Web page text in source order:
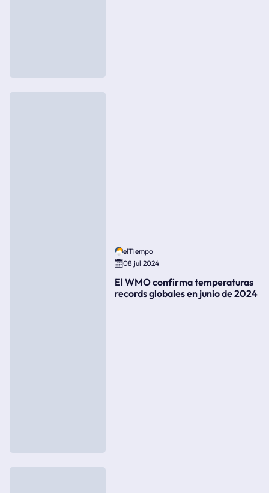
elTiempo
08 jul 2024
El WMO confirma temperaturas
records globales en junio de 2024